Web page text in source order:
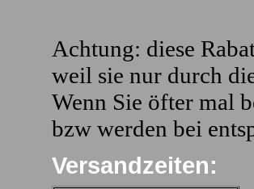
Achtung: diese
weil sie nur durch
Wenn Sie öfter mal
bzw werden bei
Versandzeiten: